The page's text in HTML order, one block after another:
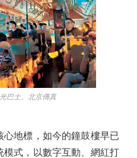
巴士。北京傳真
地標，如今的鐘鼓樓早已
模式，以數字互動、網紅打